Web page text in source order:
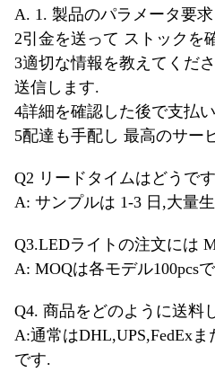
A. 1. 製品のパラメータ要
2引金を送って ストックを
3適切な情報を教えてくだ
送信します.
4詳細を確認した後で支払
5配達も手配し 最高のサー
Q2 リードタイムはどうで
A: サンプルは 1-3 日,大量
Q3.LEDライトの注文には
A: MOQは各モデル100pcs
Q4. 商品をどのように送料
A:通常はDHL,UPS,FedEx
です.